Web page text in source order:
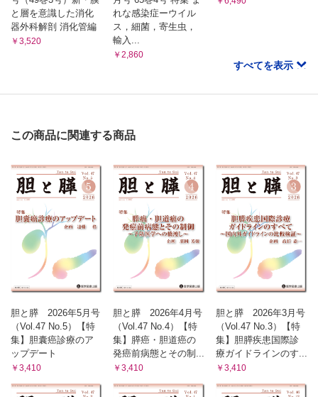
と層を意識した消化
器外科解剖 消化管編
￥3,520
れな感染症ーウイル
ス，細菌，寄生虫，
輸入...
￥2,860
すべてを表示
この商品に関連する商品
胆と膵 2026年5月号
（Vol.47 No.5）【特
集】胆囊癌診療のア
ップデート
￥3,410
胆と膵 2026年4月号
（Vol.47 No.4）【特
集】膵癌・胆道癌の
発癌前病態とその制...
￥3,410
胆と膵 2026年3月号
（Vol.47 No.3）【特
集】胆膵疾患国際診
療ガイドラインのす...
￥3,410